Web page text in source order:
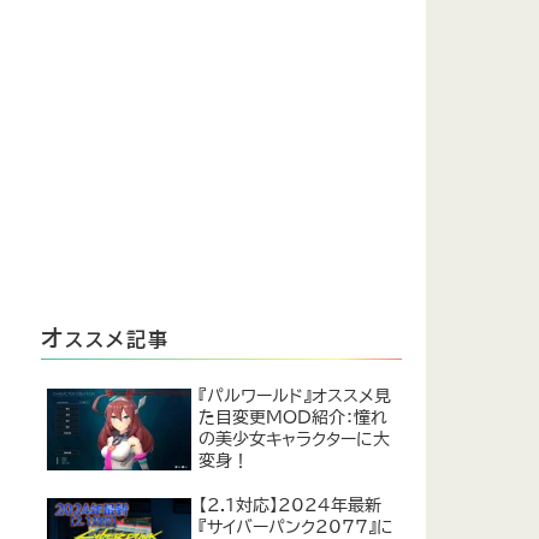
オ ススメ記事
『パルワールド』オススメ見
た目変更MOD紹介：憧れ
の美少女キャラクターに大
変身！
【2.1対応】2024年最新
『サイバーパンク2077』に